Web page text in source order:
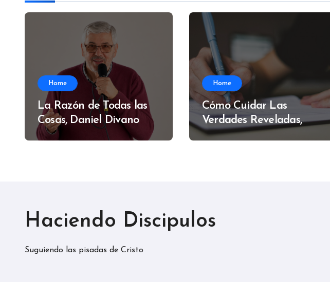
Home
La Razón de Todas las
Cosas, Daniel Divano
Home
Cómo Cuidar Las
Verdades Reveladas,
Alfredo Muzzi
Haciendo Discipulos
Suguiendo las pisadas de Cristo